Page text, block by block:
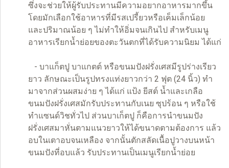
ซึ่งจะช่วยให้ผู้รับประทานมีความอยากอาหารมากขึ้น
โดยมักเลือกใช้อาหารที่มีรสเปรี้ยวหรือเค็มเล็กน้อย
และปริมาณน้อย ๆ ไม่ทำให้อิ่มจนเกินไป สำหรับเมนู
อาหารเรียกน้ำย่อยของตะวันตกที่ได้รับความนิยม ได้แก่
- บาแก็ตปู บาแกตต์ หรือขนมปังฝรั่งเศสมีรูปร่างเรียว
ยาว ลักษณะเป็นรูปทรงแท่งยาวกว่า 2 ฟุต (24 นิ้ว) ทำ
มาจากส่วนผสมง่าย ๆ ได้แก่ แป้ง ยีสต์ น้ำและเกลือ
ขนมปังฝรั่งเศสมักรับประทานกับเนย ซุปร้อน ๆ หรือใช้
ทำแซนด์วิชทั่วไป ส่วนบาเก็ตปู ก็คือการนำขนมปัง
ฝรั่งเศสมาหั่นตามแนวยาวให้ได้ขนาดตามต้องการ แล้ว
อบในเตาอบจนเหลือง จากนั้นตักสลัดเนื้อปูวางบนหน้า
ขนมปังที่อบแล้ว รับประทานเป็นเมนูเรียกน้ำย่อย